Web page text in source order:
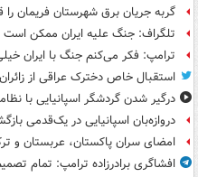
گربه جریان برق شهرستان فریمان را
تلگراف: جنگ علیه ایران ممکن است
ترامپ: فکر می‌کنم جنگ با ایران
استقبال خاص دخترک عراقی از
درگیر شدن گردشگر اسپانیایی با
دروازه‌بان اسپانیایی در یک‌قدمی
امضای سران پاکستان، عربستان و
افشاگری برادرزاده ترامپ: تمام